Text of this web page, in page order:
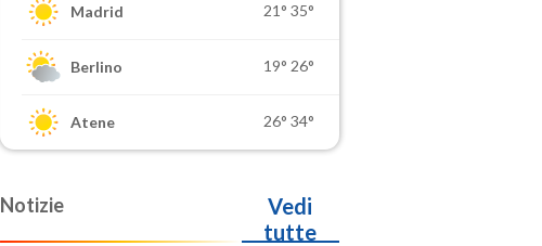
Madrid 21° 35°
Berlino 19° 26°
Atene 26° 34°
Notizie
Vedi
tutte